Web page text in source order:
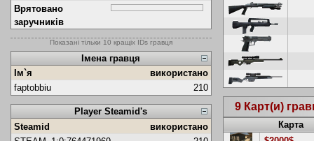
Врятовано
заручників
Показані тільки 10 кращіх IDs гравця
Імена гравця
Ім`я
використано
faptobbiu
210
Player Steamid's
Steamid
використано
9 Карт(и)
Карта